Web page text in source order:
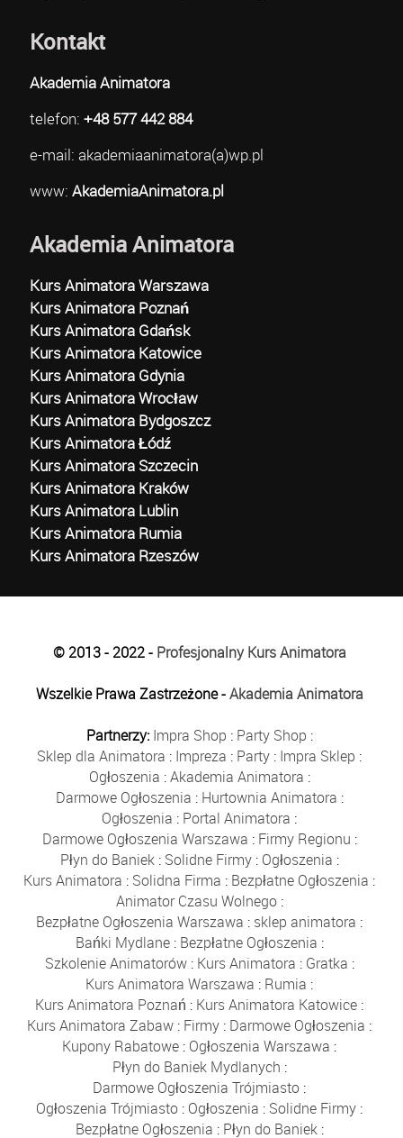
Kontakt
Akademia Animatora
telefon: +48 577 442 884
e-mail: akademiaanimatora(a)wp.pl
www: AkademiaAnimatora.pl
Akademia Animatora
Kurs Animatora Warszawa
Kurs Animatora Poznań
Kurs Animatora Gdańsk
Kurs Animatora Katowice
Kurs Animatora Gdynia
Kurs Animatora Wrocław
Kurs Animatora Bydgoszcz
Kurs Animatora Łódź
Kurs Animatora Szczecin
Kurs Animatora Kraków
Kurs Animatora Lublin
Kurs Animatora Rumia
Kurs Animatora Rzeszów
© 2013 - 2022 - Profesjonalny Kurs Animatora
Wszelkie Prawa Zastrzeżone -Akademia Animatora
Partnerzy: Impra Shop : Party Shop :
Sklep dla Animatora : Impreza : Party : Impra Sklep :
Ogłoszenia :Akademia Animatora :
Darmowe Ogłoszenia : Hurtownia Animatora :
Ogłoszenia : Portal Animatora :
Darmowe Ogłoszenia Warszawa : Firmy Regionu :
Płyn do Baniek: Solidne Firmy: Ogłoszenia :
Kurs Animatora : Solidna Firma : Bezpłatne Ogłoszenia :
Animator Czasu Wolnego:
Bezpłatne Ogłoszenia Warszawa : sklep animatora :
Bańki Mydlane: Bezpłatne Ogłoszenia :
Szkolenie Animatorów: Kurs Animatora : Gratka :
Kurs Animatora Warszawa : Rumia :
Kurs Animatora Poznań : Kurs Animatora Katowice :
Kurs Animatora Zabaw : Firmy : Darmowe Ogłoszenia :
Kupony Rabatowe : Ogłoszenia Warszawa :
Płyn do Baniek Mydlanych :
Darmowe Ogłoszenia Trójmiasto :
Ogłoszenia Trójmiasto : Ogłoszenia : Solidne Firmy :
Bezpłatne Ogłoszenia : Płyn do Baniek: